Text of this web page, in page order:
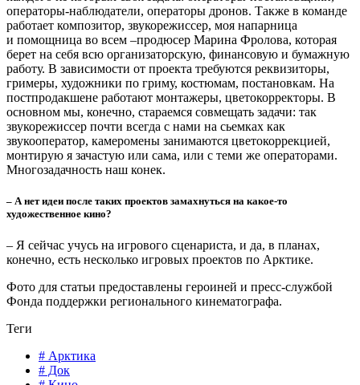
– Сколько времени уходит на создание одного фильма – от идеи,
продукта?
женщин на море» – года три. Тему «Детей высоких широт» я
вынашиваю с 2019 года. Очень многое зависит от того, есть у
– На каких платформах можно посмотреть ваши фильмы?